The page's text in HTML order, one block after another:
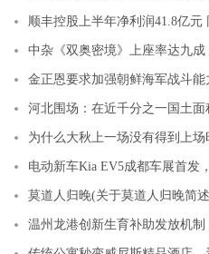
顺丰控股上半年净利润41.8亿元
中杂《双奥密境》上座率达九成
金正恩要求加强朝鲜海军战斗能
河北围场：在近千分之一国土
为什么大秋上一场没有得到上
莫道人归晚(关于莫道人归晚简
温州龙港创新生育补助发放机